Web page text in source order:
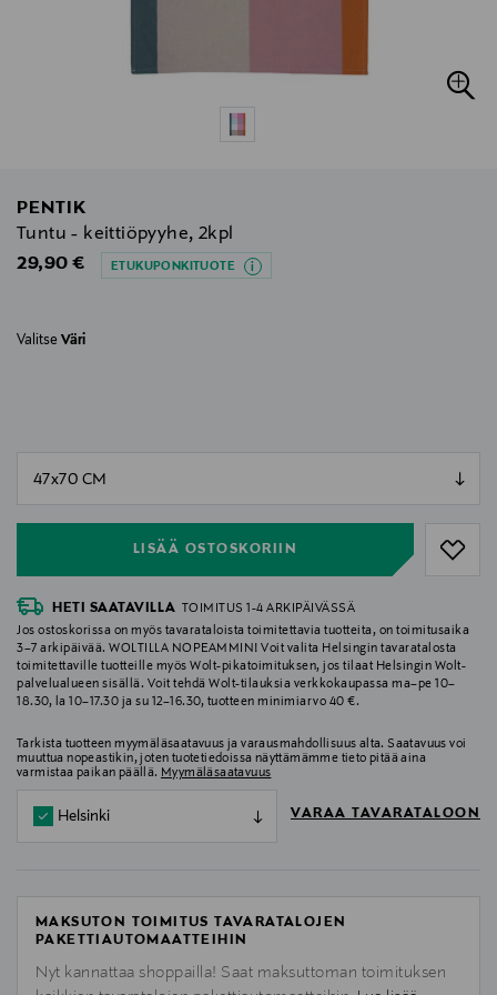
PENTIK
Tuntu - keittiöpyyhe, 2kpl
Original Price
29,90 € ETUKUPONKITUOTE
Valitse Väri
LISÄÄ OSTOSKORIIN
HETI SAATAVILLA
TOIMITUS 1-4 ARKIPÄIVÄSSÄ
Jos ostoskorissa on myös tavarataloista toimitettavia tuotteita, on toimitusaika
3–7 arkipäivää. WOLTILLA NOPEAMMIN! Voit valita Helsingin tavaratalosta
toimitettaville tuotteille myös Wolt-pikatoimituksen, jos tilaat Helsingin Wolt-
palvelualueen sisällä. Voit tehdä Wolt-tilauksia verkkokaupassa ma–pe 10–
18.30, la 10–17.30 ja su 12–16.30, tuotteen minimiarvo 40 €.
Tarkista tuotteen myymäläsaatavuus ja varausmahdollisuus alta. Saatavuus voi
muuttua nopeastikin, joten tuotetiedoissa näyttämämme tieto pitää aina
varmistaa paikan päällä. Myymäläsaatavuus
Helsinki VARAA TAVARATALOON
MAKSUTON TOIMITUS TAVARATALOJEN
PAKETTIAUTOMAATTEIHIN
Nyt kannattaa shoppailla! Saat maksuttoman toimituksen